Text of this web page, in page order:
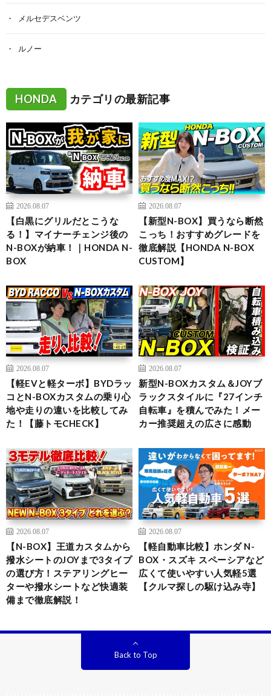
メルセデスベンツ
ルノー
HONDA カテゴリの最新記事
2026.08.07
【白黒にグリルだとこうな
る！】マイナーチェンジ後の
N-BOXが納車！｜HONDA N-
BOX
2026.08.07
【新型N-BOX】買うなら断然
こっち！おすすめグレードを
徹底解説【HONDA N-BOX
CUSTOM】
2026.08.07
【軽EVと軽ターボ】BYDラッ
コとN-BOXカスタムの乗り心
地や走りの違いを比較してみ
た！【藤トモCHECK】
2026.08.07
新型N-BOXカスタム＆JOYブ
ラックスタイルに『27インチ
自転車』を積んでみた！メー
カー推奨超えの広さに感動
2026.08.07
【N-BOX】王道カスタムから
撥水シートのJOYまで3タイプ
の選び方！ステアリングヒー
ターや撥水シートなど快適装
備まで徹底解説！
2026.08.07
【軽自動車比較】ホンダ N-
BOX・スズキ スペーシアなど
広くて使いやすい人気軽5選
【クルマ探しの駆け込み寺】
Back to Top